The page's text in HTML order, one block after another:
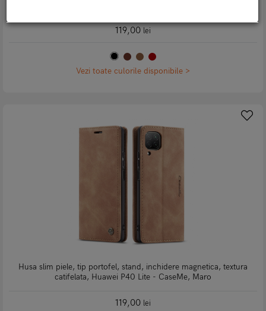
119,00 lei
Vezi toate culorile disponibile >
Husa slim piele, tip portofel, stand, inchidere magnetica, textura
catifelata, Huawei P40 Lite - CaseMe, Maro
119,00 lei